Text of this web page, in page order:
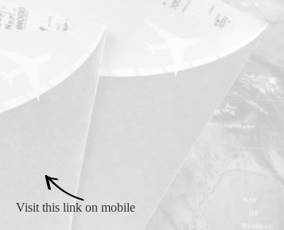
Visit this link on mobile